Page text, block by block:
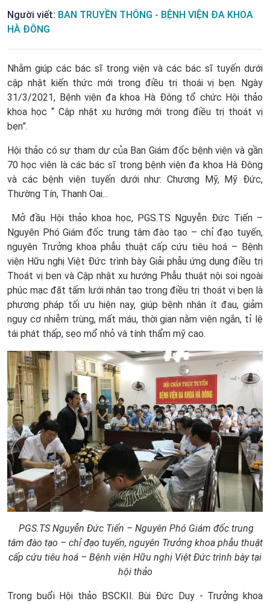
Người viết: BAN TRUYỀN THÔNG - BỆNH VIỆN ĐA KHOA
HÀ ĐÔNG
Nhằm giúp các bác sĩ trong viện và các bác sĩ tuyến dưới
cập nhật kiến thức mới trong điều trị thoái vị bẹn. Ngày
31/3/2021, Bệnh viện đa khoa Hà Đông tổ chức Hội thảo
khoa học “ Cập nhật xu hướng mới trong điều trị thoát vị
bẹn”.
Hội thảo có sự tham dự của Ban Giám đốc bệnh viện và gần
70 học viên là các bác sĩ trong bệnh viện đa khoa Hà Đông
và các bệnh viện tuyến dưới như: Chương Mỹ, Mỹ Đức,
Thường Tín, Thanh Oai...
Mở đầu Hội thảo khoa học, PGS.TS Nguyễn Đức Tiến –
Nguyên Phó Giám đốc trung tâm đào tạo – chỉ đạo tuyến,
nguyên Trưởng khoa phẫu thuật cấp cứu tiêu hoá – Bệnh
viện Hữu nghị Việt Đức trình bày Giải phẫu ứng dụng điều trị
Thoát vị bẹn và Cập nhật xu hướng Phẫu thuật nội soi ngoài
phúc mạc đặt tấm lưới nhân tạo trong điều trị thoát vị bẹn là
phương pháp tối ưu hiện nay, giúp bệnh nhân ít đau, giảm
nguy cơ nhiễm trùng, mất máu, thời gian nằm viện ngắn, tỉ lệ
tái phát thấp, sẹo mổ nhỏ và tính thẩm mỹ cao.
PGS.TS Nguyễn Đức Tiến – Nguyên Phó Giám đốc trung
tâm đào tạo – chỉ đạo tuyến, nguyên Trưởng khoa phẫu thuật
cấp cứu tiêu hoá – Bệnh viện Hữu nghị Việt Đức trình bày tại
hội thảo
Trong buổi Hội thảo BSCKII. Bùi Đức Duy - Trưởng khoa